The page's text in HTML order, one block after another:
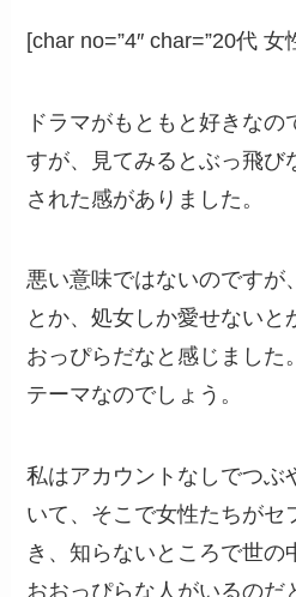
[char no=”4″ char=”20代 女
ドラマがもともと好きな
すが、見てみるとぶっ飛び
された感がありました。
悪い意味ではないのですが
とか、処女しか愛せないと
おっぴらだなと感じました
テーマなのでしょう。
私はアカウントなしでつぶ
いて、そこで女性たちがセ
き、知らないところで世の
おおっぴらな人がいるのだ